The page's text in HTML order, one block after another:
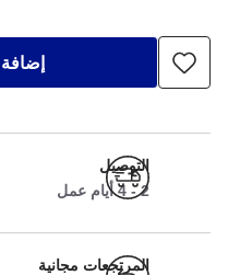
التوصيل
2 - 4 أيام عمل
المرتجعات مجانية